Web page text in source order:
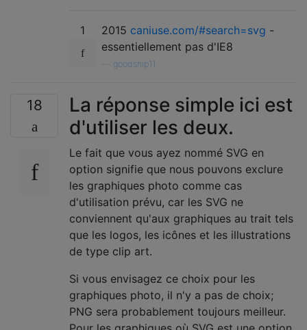
1 2015 caniuse.com/#search=svg -
essentiellement pas d'IE8
goodship11
18
La réponse simple ici est
d'utiliser les deux.
Le fait que vous ayez nommé SVG en
option signifie que nous pouvons exclure
les graphiques photo comme cas
d'utilisation prévu, car les SVG ne
conviennent qu'aux graphiques au trait tels
que les logos, les icônes et les illustrations
de type clip art.
Si vous envisagez ce choix pour les
graphiques photo, il n'y a pas de choix;
PNG sera probablement toujours meilleur.